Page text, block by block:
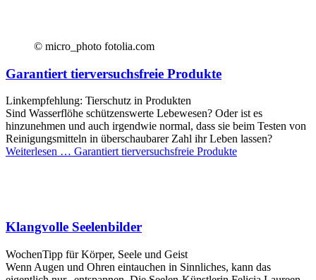
© micro_photo fotolia.com
Garantiert tierversuchsfreie Produkte
Linkempfehlung: Tierschutz in Produkten
Sind Wasserflöhe schützenswerte Lebewesen? Oder ist es
hinzunehmen und auch irgendwie normal, dass sie beim Testen von
Reinigungsmitteln in überschaubarer Zahl ihr Leben lassen?
Weiterlesen … Garantiert tierversuchsfreie Produkte
Klangvolle Seelenbilder
WochenTipp für Körper, Seele und Geist
Wenn Augen und Ohren eintauchen in Sinnliches, kann das